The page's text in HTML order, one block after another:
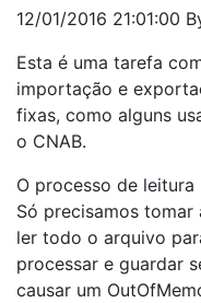
12/01/2016 21:01:00
Esta é uma tarefa
importação e
fixas, como alguns
o CNAB.
O processo de leitura
Só precisamos
ler todo o arquivo
processar e guardar
causar um